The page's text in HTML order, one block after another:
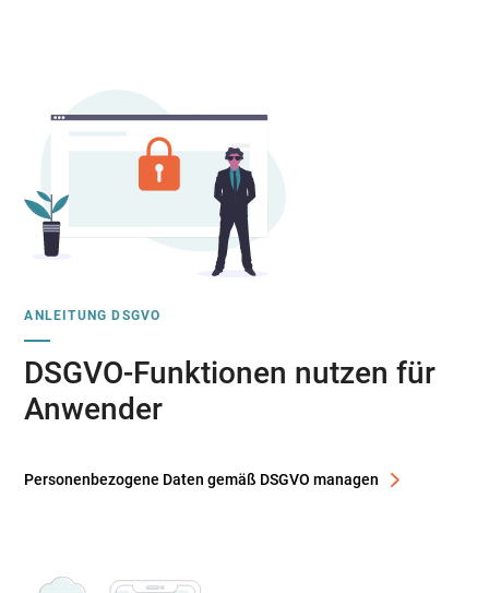
ANLEITUNG DSGVO
DSGVO-Funktionen nutzen für
Anwender
Personenbezogene Daten gemäß DSGVO managen